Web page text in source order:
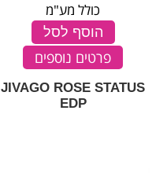
כולל מע"מ
הוסף לסל
פרטים נוספים
JIVAGO ROSE STATUS
EDP